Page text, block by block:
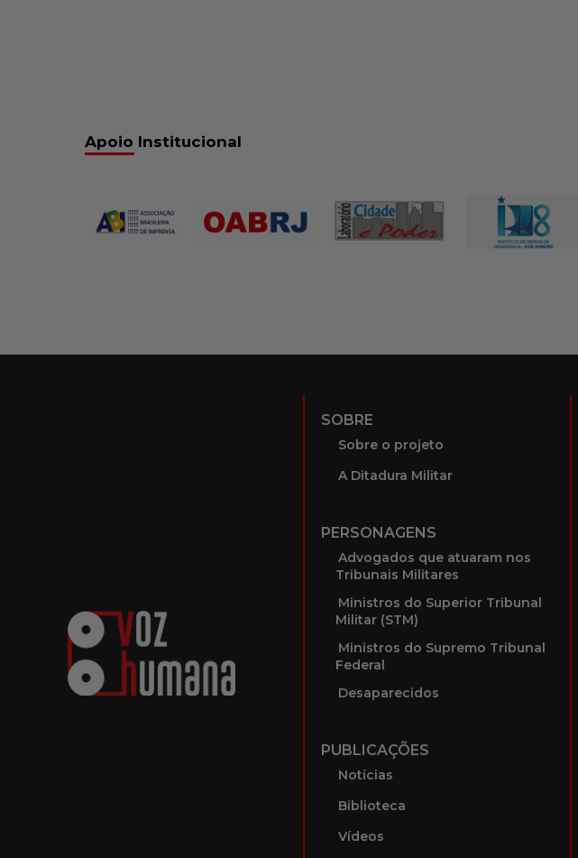
Apoio Institucional
SOBRE
Sobre o projeto
A Ditadura Militar
PERSONAGENS
Advogados que atuaram nos
Tribunais Militares
Ministros do Superior Tribunal
Militar (STM)
Ministros do Supremo Tribunal
Federal
Desaparecidos
PUBLICAÇÕES
Notícias
Biblioteca
Vídeos